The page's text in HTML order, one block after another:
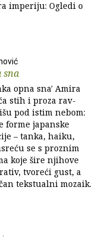
imperiju: Ogledi o
sna
opna sna' Amira
stih i proza rav­
pod istim nebom:
forme japanske
– tanka, haiku,
se s proznim
koje šire njihove
tvoreći gust, a
tekstualni mozaik.